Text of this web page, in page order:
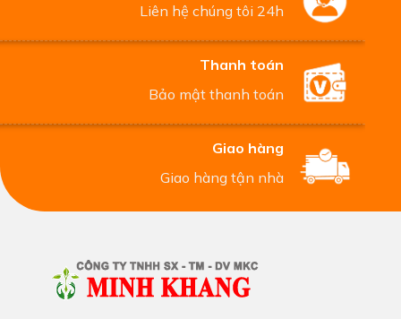
Liên hệ chúng tôi 24h
Thanh toán
Bảo mật thanh toán
Giao hàng
Giao hàng tận nhà